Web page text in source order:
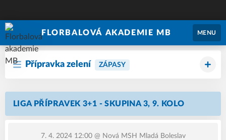
FLORBALOVÁ AKADEMIE MB MENU
Přípravka zelení ZÁPASY
LIGA PŘÍPRAVEK 3+1 - SKUPINA 3, 9. KOLO
7. 4. 2024 12:00@ Nová MSH Mladá Boleslav